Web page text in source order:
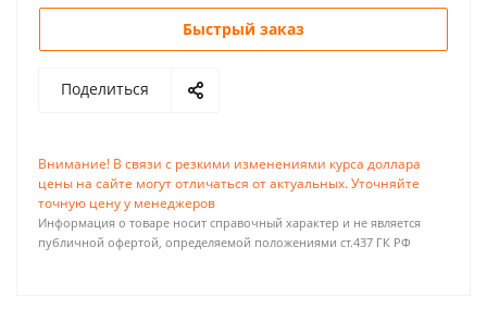
Быстрый заказ
Поделиться
Внимание! В связи с резкими изменениями курса доллара
цены на сайте могут отличаться от актуальных. Уточняйте
точную цену у менеджеров
Информация о товаре носит справочный характер и не является
публичной офертой, определяемой положениями ст.437 ГК РФ